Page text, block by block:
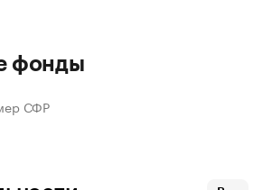
фонды
СФР